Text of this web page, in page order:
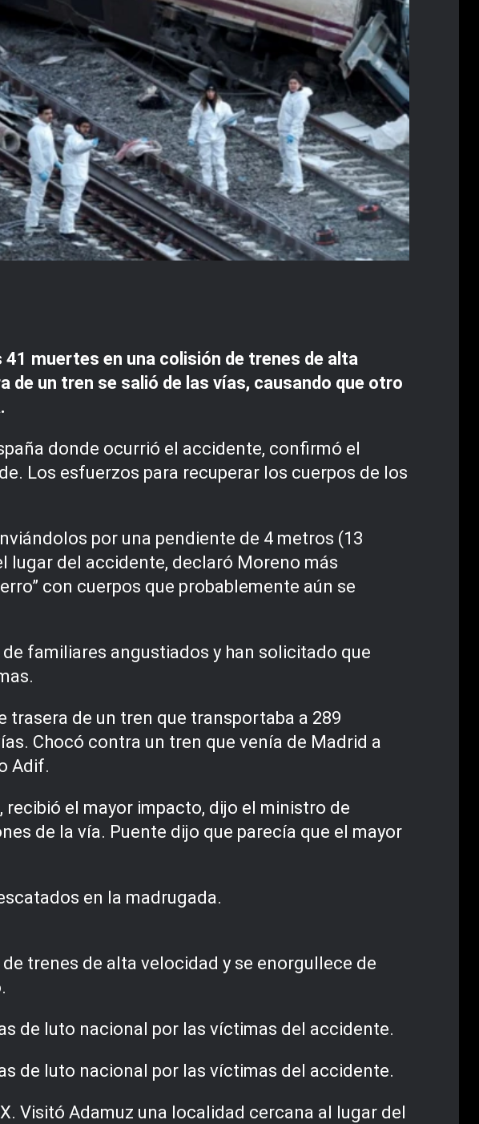
muertes en una colisión de trenes de alta
de un tren se salió de las vías, causando que otro
donde ocurrió el accidente, confirmó el
Los esfuerzos para recuperar los cuerpos de los
por una pendiente de 4 metros (13
lugar del accidente, declaró Moreno más
con cuerpos que probablemente aún se
familiares angustiados y han solicitado que
trasera de un tren que transportaba a 289
Chocó contra un tren que venía de Madrid a
Adif.
el mayor impacto, dijo el ministro de
de la vía. Puente dijo que parecía que el mayor
en la madrugada.
trenes de alta velocidad y se enorgullece de
de luto nacional por las víctimas del accidente.
de luto nacional por las víctimas del accidente.
Visitó Adamuz una localidad cercana al lugar del